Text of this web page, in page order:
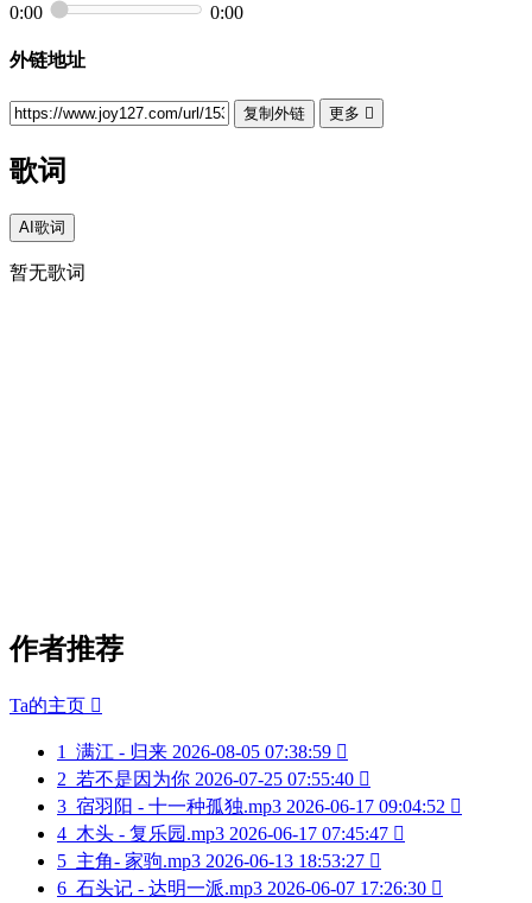
0:00 0:00
外链地址
复制外链 更多 
歌词
AI歌词
暂无歌词
作者推荐
Ta的主页 
1 满江 - 归来 2026-08-05 07:38:59 
2 若不是因为你 2026-07-25 07:55:40 
3 宿羽阳 - 十一种孤独.mp3 2026-06-17 09:04:52 
4 木头 - 复乐园.mp3 2026-06-17 07:45:47 
5 主角- 家驹.mp3 2026-06-13 18:53:27 
6 石头记 - 达明一派.mp3 2026-06-07 17:26:30 